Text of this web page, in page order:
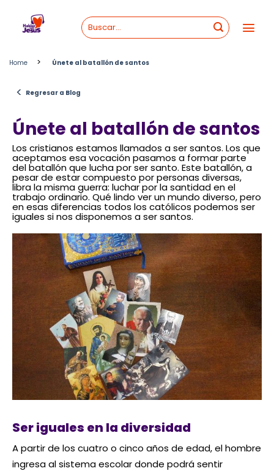
content
Home > Únete al batallón de santos
< Regresar a Blog
Únete al batallón de santos
Los cristianos estamos llamados a ser santos. Los que
aceptamos esa vocación pasamos a formar parte
del batallón que lucha por ser santo. Este batallón, a
pesar de estar compuesto por personas diversas,
libra la misma guerra: luchar por la santidad en el
trabajo ordinario. Qué lindo ver un mundo diverso, pero
en esas diferencias todos los católicos podemos ser
iguales si nos disponemos a ser santos.
Ser iguales en la diversidad
A partir de los cuatro o cinco años de edad, el hombre
ingresa al sistema escolar donde podrá sentir